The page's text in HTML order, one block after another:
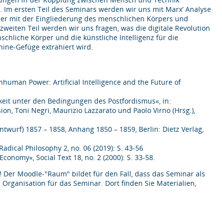
ersten Teil des Seminars werden wir uns mit Marx’ Analyse
mit der Eingliederung des menschlichen Körpers und
Teil werden wir uns fragen, was die digitale Revolution
Körper und die künstliche Intelligenz für die
Gefüge extrahiert wird.
Power: Artificial Intelligence and the Future of
unter den Bedingungen des Postfordismus«, in:
Toni Negri, Maurizio Lazzarato und Paolo Virno (Hrsg.),
1857 – 1858, Anhang 1850 – 1859, Berlin: Dietz Verlag,
Philosophy 2, no. 06 (2019): S. 43-56
Social Text 18, no. 2 (2000): S. 33-58.
Moodle-"Raum" bildet für den Fall, dass das Seminar als
für das Seminar. Dort finden Sie Materialien,